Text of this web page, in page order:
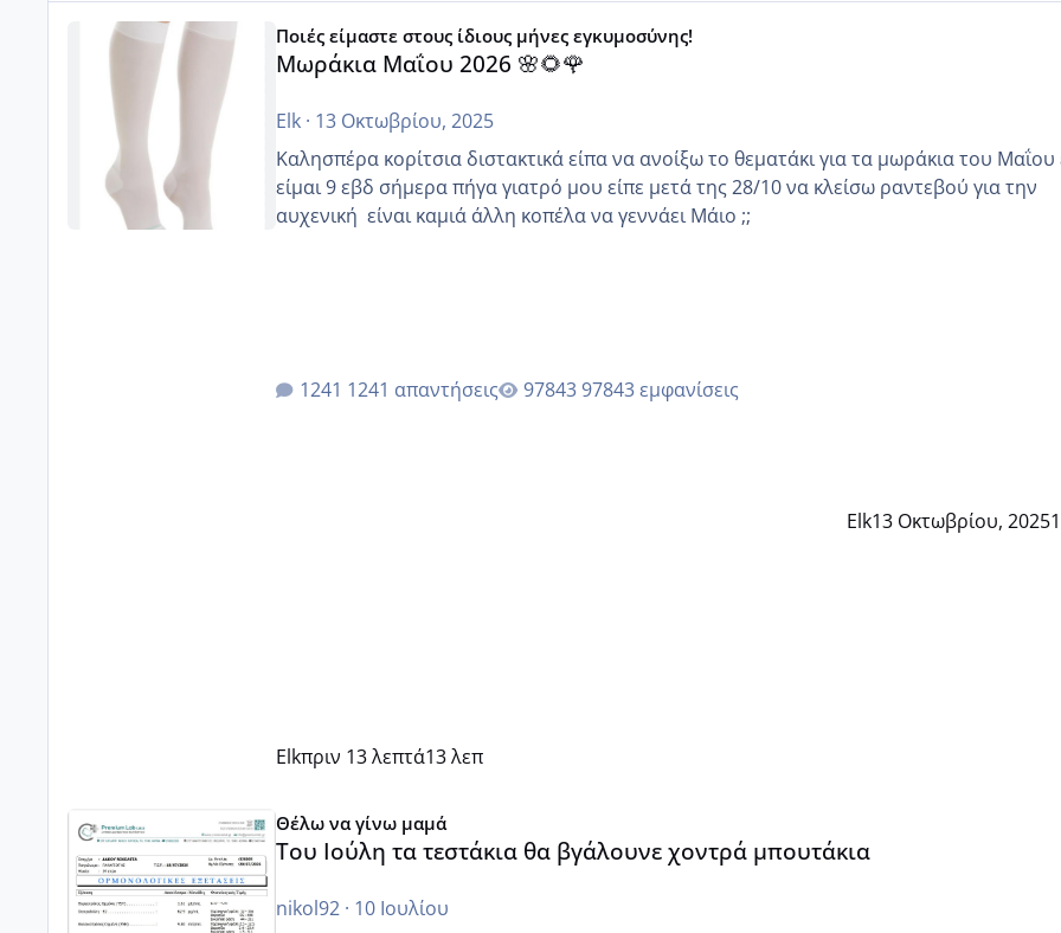
Μωράκια Μαΐου 2026 🌸🌻🌹
Ποιές είμαστε στους ίδιους μήνες εγκυμοσύνης!
Μωράκια Μαΐου 2026 🌸🌻🌹
Elk· 13 Οκτωβρίου, 2025
Καλησπέρα κορίτσια διστακτικά είπα να ανοίξω το θεματάκι για τα μωράκια του Μαΐου εγώ
είμαι 9 εβδ σήμερα πήγα γιατρό μου είπε μετά της 28/10 να κλείσω ραντεβού για την
αυχενική είναι καμιά άλλη κοπέλα να γεννάει Μάιο ;;
1241 απαντήσεις 97843 εμφανίσεις
Elk13 Οκτωβρίου, 2025
Elkπριν 13 λεπτά13 λεπ
Θέλω να γίνω μαμά
Του Ιούλη τα τεστάκια θα βγάλουνε χοντρά μπουτάκια
nikol92· 10 Ιουλίου